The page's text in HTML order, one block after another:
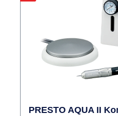
PRESTO AQUA II